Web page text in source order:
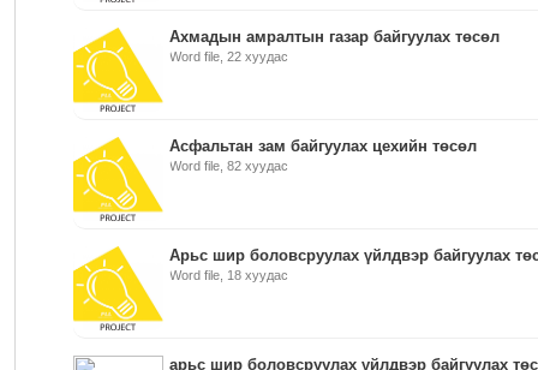
Ахмадын амралтын газар байгуулах төсөл
Word file, 22 хуудас
Асфальтан зам байгуулах цехийн төсөл
Word file, 82 хуудас
Арьс шир боловсруулах үйлдвэр байгуулах
Word file, 18 хуудас
арьс шир боловсруулах үйлдвэр байгуулах